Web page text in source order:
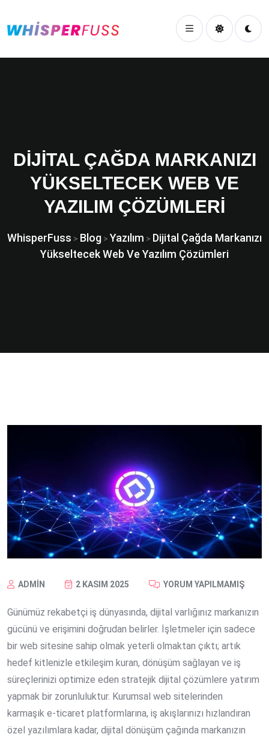
DIJITAL ÇAĞDA MARKANIZI
YÜKSELTECEK WEB VE
YAZILIM ÇÖZÜMLERI
WhisperFuss > Blog > Yazılım > Dijital Çağda Markanızı
Yükseltecek Web Ve Yazılım Çözümleri
ADMIN 2 KASIM 2025 YORUM YAPILMAMIŞ
Günümüz rekabetçi iş dünyasında, dijital varlığınız markanızın
gücünü ve erişimini doğrudan belirler. İşletmeler için sadece
bir web sitesine sahip olmak yeterli olmaktan çıktı; artık
hedef kitlenizle etkileşim kuran, dönüşüm sağlayan ve iş
süreçlerinizi optimize eden stratejik dijital çözümlere yatırım
yapmak bir zorunluluktur. Kurumsal web sitelerinden
karmaşık e-ticaret platformlarına, iş akışlarınızı hızlandıran
özel yazılımlara kadar, dijital dönüşüm çağında markanızın